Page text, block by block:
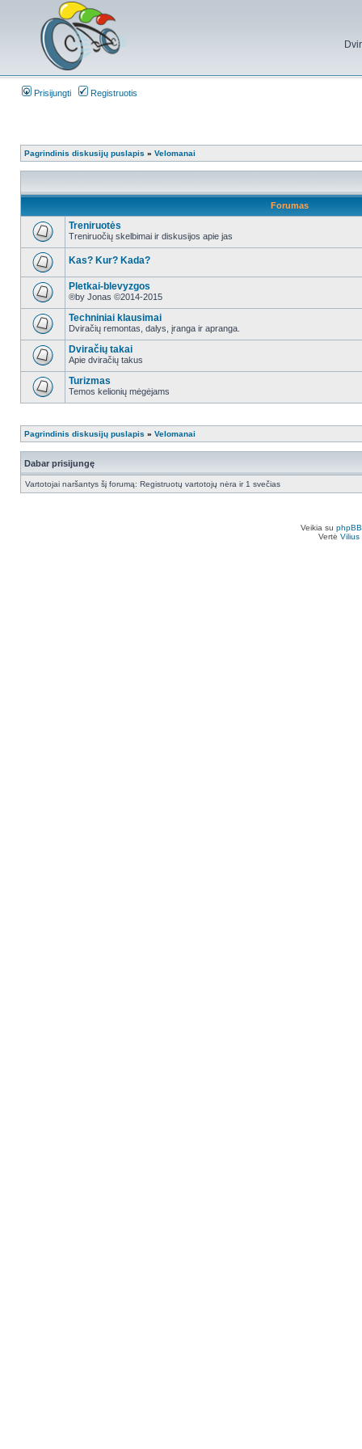
Prisijungti Registruotis
Pagrindinis diskusijų puslapis » Velomanai
Forumas
Treniruotės
Treniruočių skelbimai ir diskusijos apie jas
Kas? Kur? Kada?
Pletkai-blevyzgos
®by Jonas ©2014-2015
Techniniai klausimai
Dviračių remontas, dalys, įranga ir apranga.
Dviračių takai
Apie dviračių takus
Turizmas
Temos kelionių mėgėjams
Pagrindinis diskusijų puslapis » Velomanai
Dabar prisijungę
Vartotojai naršantys šį forumą: Registruotų vartotojų nėra ir 1 svečias
Veikia su phpBB
Vertė Vilius